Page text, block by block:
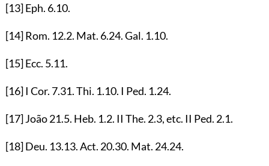
[13]Eph. 6.10.
[14]Rom. 12.2. Mat. 6.24. Gal. 1.10.
[15]Ecc. 5.11.
[16]I Cor. 7.31. Thi. 1.10. I Ped. 1.24.
[17]João21.5. Heb. 1.2. II The. 2.3, etc. II Ped. 2.1.
[18]Deu. 13.13. Act. 20.30. Mat. 24.24.